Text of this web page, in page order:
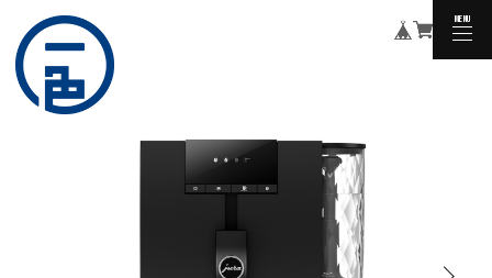
MENU
CLOSE